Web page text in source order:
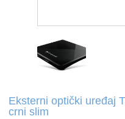
MONITORI
Eksterni optički uređaj
crni slim